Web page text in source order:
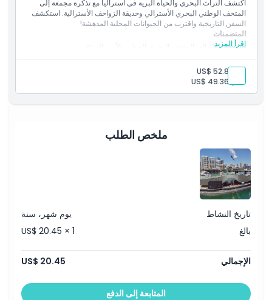
الاستثناءات
غير مناسب لـ
ساعات العمل
الموقع
قواعد اللباس
سياسة الإلغاء
الشموليات
الدخول إلى المعالم السياحية
تذكرة رؤية كل شيء
اكتشف التراث البحري والحياة البرية في أستراليا مع تذكرة مجمعة إلى
المتحف الوطني البحري الأسترالي وحديقة الزواحف الأسترالية. استكشف
السفن التاريخية واقترب من الحيوانات المحلية المدهشة!
اقرأ المزيد
المتضمنات
الدخول العام إلى المتحف البحري الوطني الأسترالي.a
بالغ:
US$ 52.89
طفل:US$ 49.36
ملخص الطلب
تاريخ النشاط
يوم شهر، سنة
بالغ
US$ 20.45 × 1
الإجمالي US$ 20.45
المتابعة إلى الدفع